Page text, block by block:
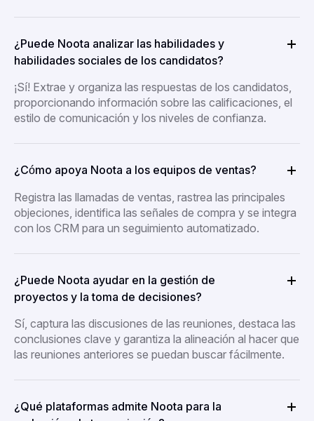
¿Puede Noota analizar las habilidades y
habilidades sociales de los candidatos?
¡Sí! Extrae y organiza las respuestas de los candidatos,
proporcionando información sobre las calificaciones, el
estilo de comunicación y los niveles de confianza.
¿Cómo apoya Noota a los equipos de ventas?
Registra las llamadas de ventas, rastrea las principales
objeciones, identifica las señales de compra y se integra
con los CRM para un seguimiento automatizado.
¿Puede Noota ayudar en la gestión de
proyectos y la toma de decisiones?
Sí, captura las discusiones de las reuniones, destaca las
conclusiones clave y garantiza la alineación al hacer que
las reuniones anteriores se puedan buscar fácilmente.
¿Qué plataformas admite Noota para la